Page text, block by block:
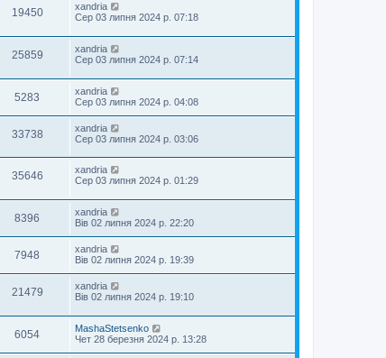
19450
xandria
Сер 03 липня 2024 р. 07:18
25859
xandria
Сер 03 липня 2024 р. 07:14
5283
xandria
Сер 03 липня 2024 р. 04:08
33738
xandria
Сер 03 липня 2024 р. 03:06
35646
xandria
Сер 03 липня 2024 р. 01:29
8396
xandria
Вів 02 липня 2024 р. 22:20
7948
xandria
Вів 02 липня 2024 р. 19:39
21479
xandria
Вів 02 липня 2024 р. 19:10
6054
MashaStetsenko
Чет 28 березня 2024 р. 13:28